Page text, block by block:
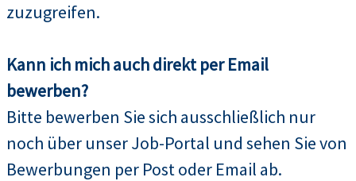
zuzugreifen.
Kann ich mich auch direkt per Email
bewerben?
Bitte bewerben Sie sich ausschließlich nur
noch über unser Job-Portal und sehen Sie von
Bewerbungen per Post oder Email ab.